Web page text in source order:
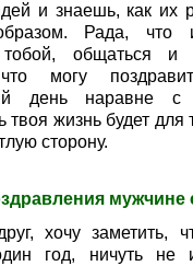
и знаешь, как их
Рада, что
общаться и
что могу
день наравне с
твоя жизнь будет для
сторону.
мужчине
хочу заметить,
год, ничуть не